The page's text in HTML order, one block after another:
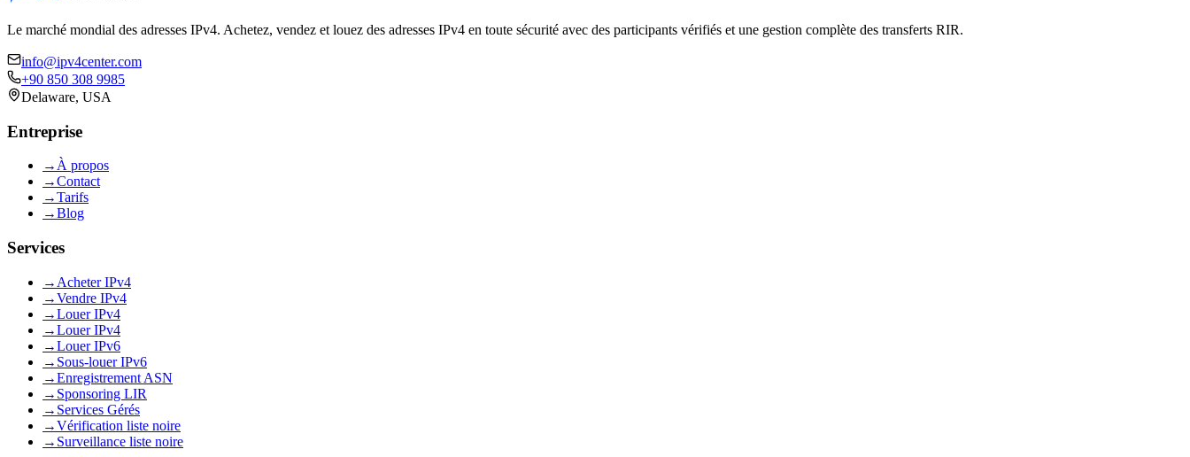
Le marché mondial des adresses IPv4. Achetez, vendez et louez des adresses IPv4 en toute sécurité avec des participants vérifiés et une gestion complète des transferts RIR.
info@ipv4center.com
+90 850 308 9985
Delaware, USA
Entreprise
→À propos
→Contact
→Tarifs
→Blog
Services
→ Acheter IPv4
→Vendre IPv4
→Louer IPv4
→Louer IPv4
→Louer IPv6
→ Sous-louer IPv6
→Enregistrement ASN
→ Sponsoring LIR
→ Services Gérés
→Vérification liste noire
→ Surveillance liste noire